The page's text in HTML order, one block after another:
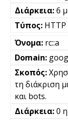
6
HTTP
rc::a
τη διάκριση
και bots.
0